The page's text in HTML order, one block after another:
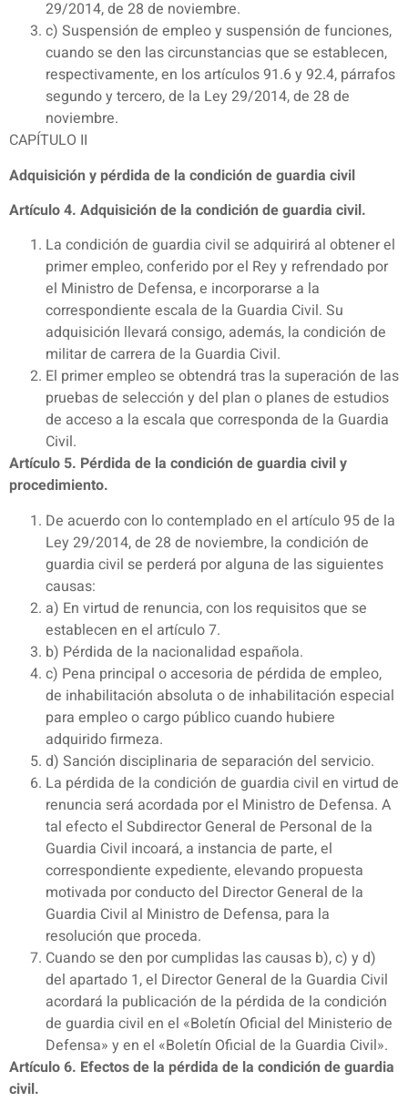
29/2014, de 28 de noviembre.
c) Suspensión de empleo y suspensión de funciones,
cuando se den las circunstancias que se establecen,
respectivamente, en los artículos 91.6 y 92.4, párrafos
segundo y tercero, de la Ley 29/2014, de 28 de
noviembre.
CAPÍTULO II
Adquisición y pérdida de la condición de guardia civil
Artículo 4. Adquisición de la condición de guardia civil.
La condición de guardia civil se adquirirá al obtener el
primer empleo, conferido por el Rey y refrendado por
el Ministro de Defensa, e incorporarse a la
correspondiente escala de la Guardia Civil. Su
adquisición llevará consigo, además, la condición de
militar de carrera de la Guardia Civil.
El primer empleo se obtendrá tras la superación de las
pruebas de selección y del plan o planes de estudios
de acceso a la escala que corresponda de la Guardia
Civil.
Artículo 5. Pérdida de la condición de guardia civil y
procedimiento.
De acuerdo con lo contemplado en el artículo 95 de la
Ley 29/2014, de 28 de noviembre, la condición de
guardia civil se perderá por alguna de las siguientes
causas:
a) En virtud de renuncia, con los requisitos que se
establecen en el artículo 7.
b) Pérdida de la nacionalidad española.
c) Pena principal o accesoria de pérdida de empleo,
de inhabilitación absoluta o de inhabilitación especial
para empleo o cargo público cuando hubiere
adquirido firmeza.
d) Sanción disciplinaria de separación del servicio.
La pérdida de la condición de guardia civil en virtud de
renuncia será acordada por el Ministro de Defensa. A
tal efecto el Subdirector General de Personal de la
Guardia Civil incoará, a instancia de parte, el
correspondiente expediente, elevando propuesta
motivada por conducto del Director General de la
Guardia Civil al Ministro de Defensa, para la
resolución que proceda.
Cuando se den por cumplidas las causas b), c) y d)
del apartado 1, el Director General de la Guardia Civil
acordará la publicación de la pérdida de la condición
de guardia civil en el «Boletín Oficial del Ministerio de
Defensa» y en el «Boletín Oficial de la Guardia Civil».
Artículo 6. Efectos de la pérdida de la condición de guardia
civil.